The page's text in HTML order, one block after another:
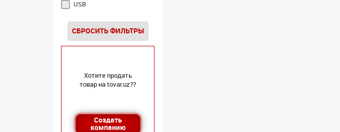
USB
СБРОСИТЬ ФИЛЬТРЫ
Хотите продать
товар на tovar.uz??
Создать
компанию